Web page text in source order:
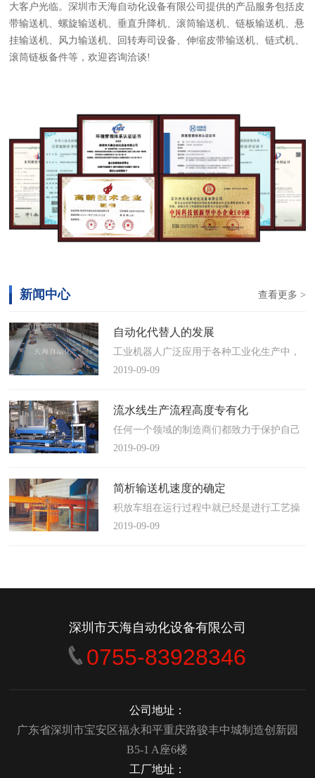
大客户光临。深圳市天海自动化设备有限公司提供的产品服务包括皮
带输送机、螺旋输送机、垂直升降机、滚筒输送机、链板输送机、悬
挂输送机、风力输送机、回转寿司设备、伸缩皮带输送机、链式机、
滚筒链板备件等，欢迎咨询洽谈!
查看更多 >
新闻中心
自动化代替人的发展
工业机器人广泛应用于各种工业化生产中，
慢慢取代工人，做着高强度、重复性、有职
人联合会(IFR)预测，2014年中国将成为全球
最大的工业机器人市场，将占全球总销量
17%。业内把2014年称为“中国工业机器人元
2019-09-09
流水线生产流程高度专有化
任何一个领域的制造商们都致力于保护自己
的自动化流水线生产流程不被外人知晓，即
大多数流程都带有某种专有的性质，并且混
合了不同的方法、技术和操作方式，而这最
终将影响一个制造商进行有效竞争的能力。
2019-09-09
简析输送机速度的确定
积放车组在运行过程中就已经是进行工艺操
作的区段，运行速度是由积放小车组的运行
2019-09-09
深圳市天海自动化设备有限公司
0755-83928346
公司地址：
广东省深圳市宝安区福永和平重庆路骏丰中城制造创新园
B5-1 A座6楼
工厂地址：